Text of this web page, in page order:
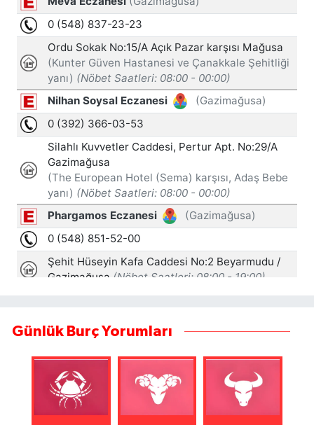
Günlük Burç Yorumları